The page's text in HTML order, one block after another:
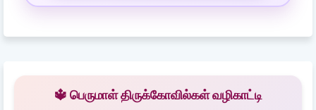
🔱 பெருமாள் திருக்கோவில்கள் வழிகாட்டி